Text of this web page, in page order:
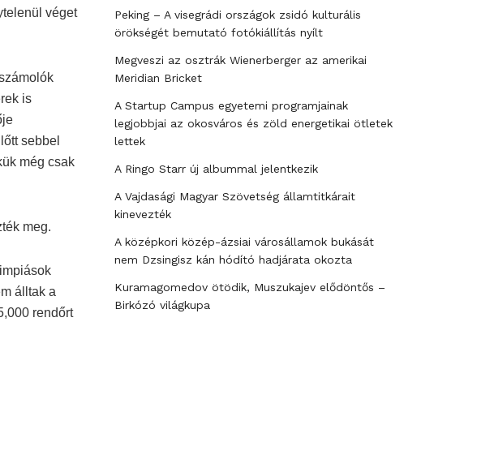
véget
is
sebbel
még csak
meg.
álltak a
rendőrt
Peking – A visegrádi országok zsidó kulturális
örökségét bemutató fotókiállítás nyílt
Megveszi az osztrák Wienerberger az amerikai
Meridian Bricket
A Startup Campus egyetemi programjainak
legjobbjai az okosváros és zöld energetikai ötletek
lettek
A Ringo Starr új albummal jelentkezik
A Vajdasági Magyar Szövetség államtitkárait
kinevezték
A középkori közép-ázsiai városállamok bukását
nem Dzsingisz kán hódító hadjárata okozta
Kuramagomedov ötödik, Muszukajev elődöntős –
Birkózó világkupa